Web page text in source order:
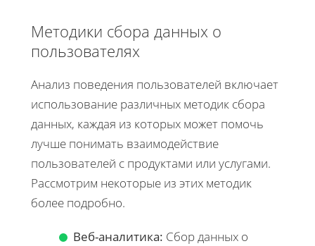
Методики сбора данных о
пользователях
Анализ поведения пользователей включает
использование различных методик сбора
данных, каждая из которых может помочь
лучше понимать взаимодействие
пользователей с продуктами или услугами.
Рассмотрим некоторые из этих методик
более подробно.
Веб-аналитика: Сбор данных о